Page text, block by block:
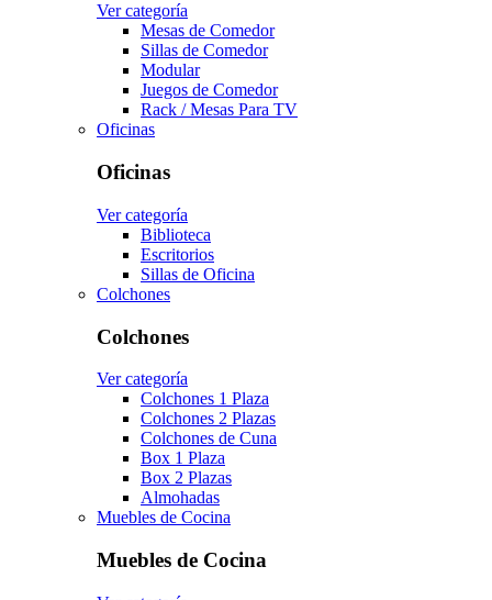
Ver categoría
Mesas de Comedor
Sillas de Comedor
Modular
Juegos de Comedor
Rack / Mesas Para TV
Oficinas
Oficinas
Ver categoría
Biblioteca
Escritorios
Sillas de Oficina
Colchones
Colchones
Ver categoría
Colchones 1 Plaza
Colchones 2 Plazas
Colchones de Cuna
Box 1 Plaza
Box 2 Plazas
Almohadas
Muebles de Cocina
Muebles de Cocina